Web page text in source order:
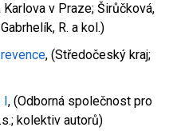
Karlova v Praze; Širůčková,
R. a kol.)
, (Středočeský kraj;
I, (Odborná společnost pro
kolektiv autorů)